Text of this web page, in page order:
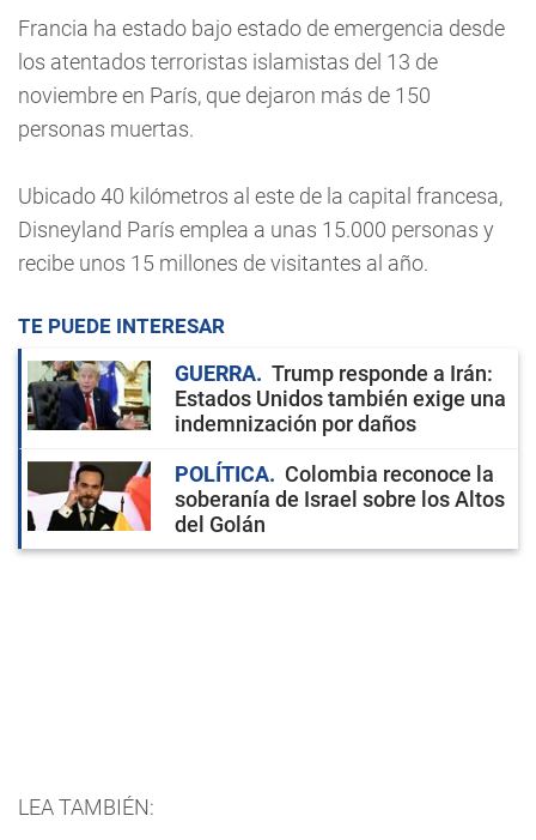
Francia ha estado bajo estado de emergencia desde
los atentados terroristas islamistas del 13 de
noviembre en París, que dejaron más de 150
personas muertas.
Ubicado 40 kilómetros al este de la capital francesa,
Disneyland París emplea a unas 15.000 personas y
recibe unos 15 millones de visitantes al año.
TE PUEDE INTERESAR
GUERRA
Trump responde a Irán:
Estados Unidos también exige una
indemnización por daños
POLÍTICA
Colombia reconoce la
soberanía de Israel sobre los Altos
del Golán
LEA TAMBIÉN: